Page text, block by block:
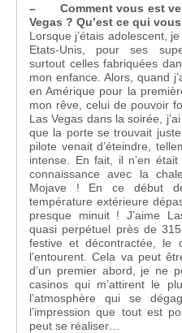
– Comment vous est
Vegas ? Qu’est ce qui
Lorsque j’étais adolescent,
Etats-Unis, pour ses
surtout celles fabriquées
mon enfance. Alors, quand
en Amérique pour la
mon rêve, celui de pouvoir
Las Vegas dans la soirée,
que la porte se trouvait
pilote venait d’éteindre,
intense. En fait, il n’en
connaissance avec la
Mojave ! En ce début
température extérieure
presque minuit ! J’aime
quasi perpétuel près de
festive et décontractée, le
l’entourent. Cela va peut
d’un premier abord, je ne
casinos qui m’attirent le
l’atmosphère qui se
l’impression que tout est
peut se réaliser…